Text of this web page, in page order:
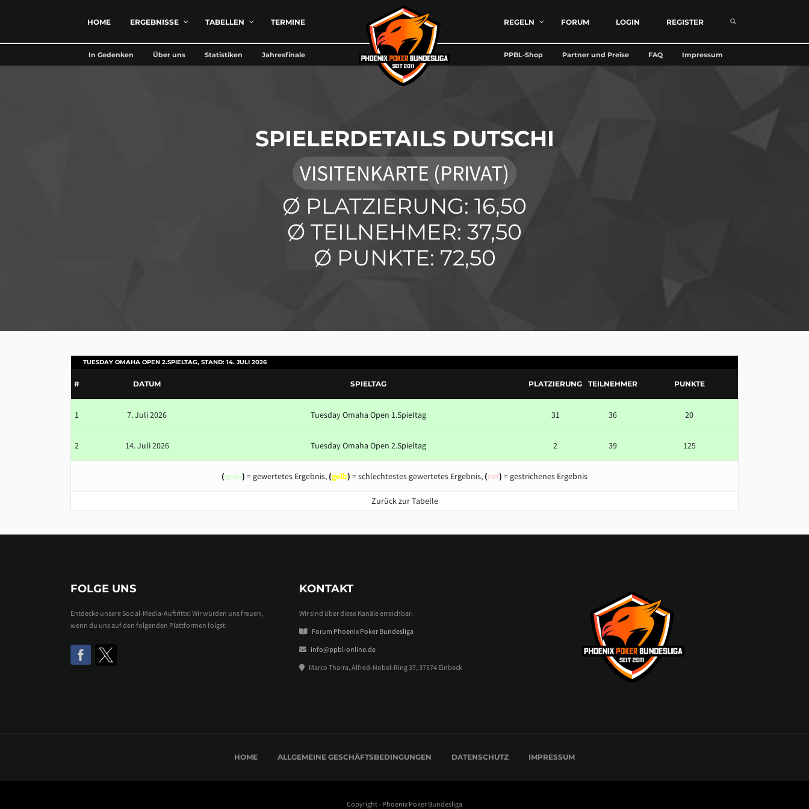
HOME ERGEBNISSE TABELLEN TERMINE REGELN FORUM LOGIN REGISTER
In Gedenken Über uns Statistiken Jahresfinale PPBL-Shop Partner und Preise FAQ Impressum
SPIELERDETAILS DUTSCHI
VISITENKARTE (PRIVAT)
Ø PLATZIERUNG: 16,50
Ø TEILNEHMER: 37,50
Ø PUNKTE: 72,50
TUESDAY OMAHA OPEN 2.SPIELTAG, STAND: 14. JULI 2026
# DATUM SPIELTAG PLATZIERUNG TEILNEHMER PUNKTE
1 7. Juli 2026 Tuesday Omaha Open 1.Spieltag 31 36 20
2 14. Juli 2026 Tuesday Omaha Open 2.Spieltag 2 39 125
(grün) = gewertetes Ergebnis, (gelb) = schlechtestes gewertetes Ergebnis, (rot) = gestrichenes Ergebnis
Zurück zur Tabelle
FOLGE UNS
Entdecke unsere Social-Media-Auftritte! Wir würden uns freuen,
wenn du uns auf den folgenden Plattformen folgst:
KONTAKT
Wir sind über diese Kanäle erreichbar:
Forum Phoenix Poker Bundesliga
info@ppbl-online.de
Marco Tharra, Alfred-Nobel-Ring 37, 37574 Einbeck
HOME ALLGEMEINE GESCHÄFTSBEDINGUNGEN DATENSCHUTZ IMPRESSUM
Copyright - Phoenix Poker Bundesliga